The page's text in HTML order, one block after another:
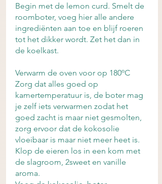
Begin met de lemon curd. Smelt de
roomboter, voeg hier alle andere
ingrediënten aan toe en blijf roeren
tot het dikker wordt. Zet het dan in
de koelkast.
Verwarm de oven voor op 180ºC
Zorg dat alles goed op
kamertemperatuur is, de boter mag
je zelf iets verwarmen zodat het
goed zacht is maar niet gesmolten,
zorg ervoor dat de kokosolie
vloeibaar is maar niet meer heet is.
Klop de eieren los in een kom met
de slagroom, 2sweet en vanille
aroma.